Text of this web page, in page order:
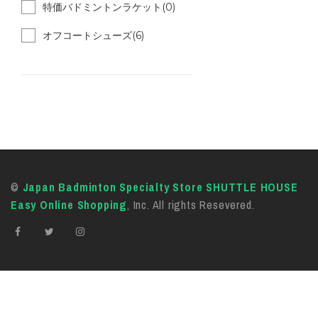
特価バドミントンラケット(0)
オフコートシューズ(6)
© Japan Badminton Specialty Store SHUTTLE HOUSE
Easy Online Shopping, Inc. All rights Resevered.